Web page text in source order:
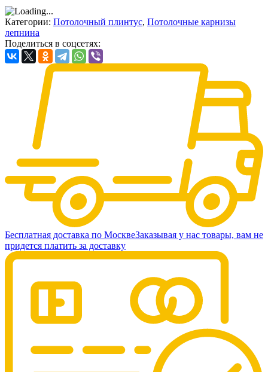
Категории: Потолочный плинтус, Потолочные карнизы
лепнина
Поделиться в соцсетях:
Бесплатная доставка по МосквеЗаказывая у нас товары, вам не
придется платить за доставку